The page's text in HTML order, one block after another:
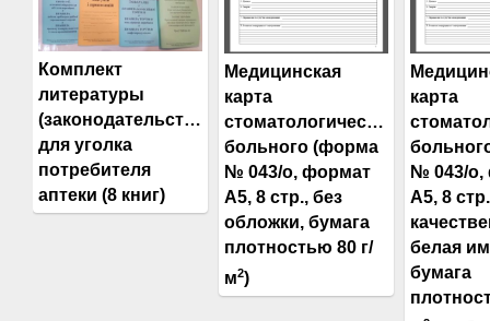
Комплект
литературы
(законодательства)
для уголка
потребителя
аптеки (8 книг)
Медицинская
карта
стоматологического
больного (форма
№ 043/о, формат
А5, 8 стр., без
обложки, бумага
плотностью 80 г/
м2)
карта
№ 043/о,
А5, 8
белая
бумага